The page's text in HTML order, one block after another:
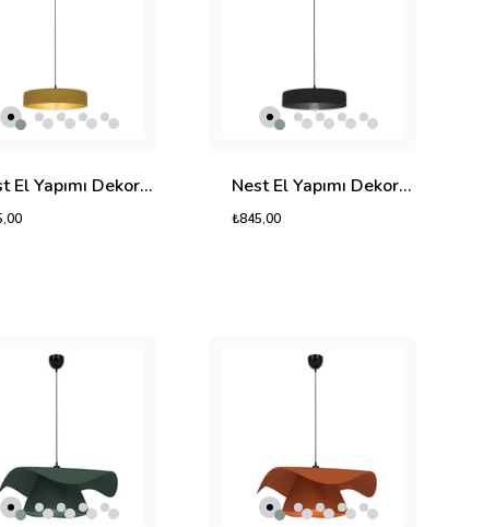
Nest El Yapımı Dekoratif Tasarım Jüt Avize M (Sarı, 300gr.) Nest El Yapımı Dekoratif Tasarım Jüt Avize M (Siyah, 300gr.)
₺845,00